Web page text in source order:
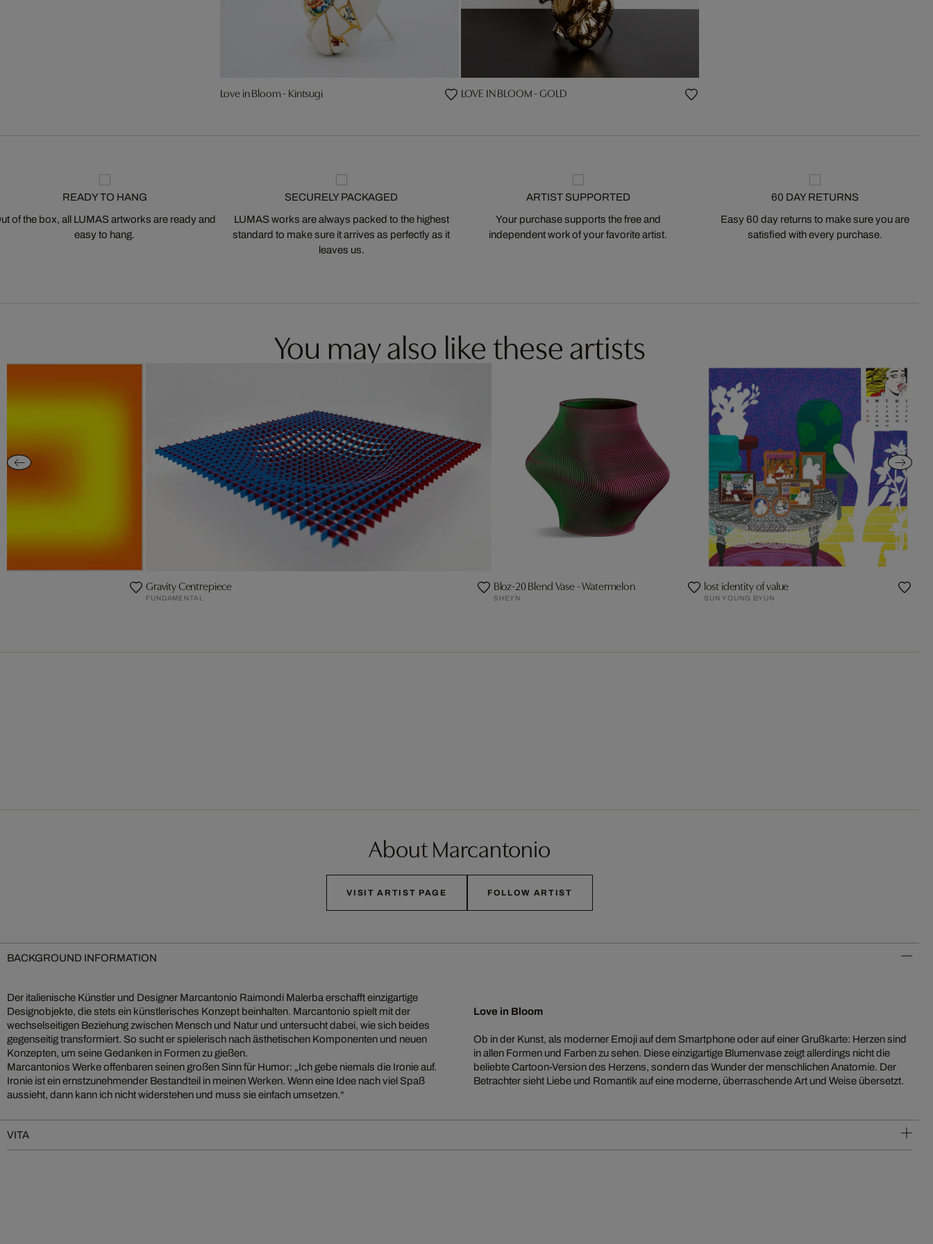
Love in Bloom - Kintsugi LOVE IN BLOOM - GOLD
READY TO HANG
of the box, all LUMAS artworks are ready and
easy to hang.
SECURELY PACKAGED
LUMAS works are always packed to the highest
standard to make sure it arrives as perfectly as it
leaves us.
ARTIST SUPPORTED
Your purchase supports the free and
independent work of your favorite artist.
60 DAY RETURNS
Easy 60 day returns to make sure you are
satisfied with every purchase.
You may also like these artists
Gravity Centrepiece
FUNDAMENTAL
Bloz-20 Blend Vase - Watermelon
SHEYN
lost identity of value
SUN YOUNG BYUN
About Marcantonio
VISIT ARTIST PAGE FOLLOW ARTIST
BACKGROUND INFORMATION
Der italienische Künstler und Designer Marcantonio Raimondi Malerba erschafft einzigartige
Designobjekte, die stets ein künstlerisches Konzept beinhalten. Marcantonio spielt mit der
wechselseitigen Beziehung zwischen Mensch und Natur und untersucht dabei, wie sich beides
gegenseitig transformiert. So sucht er spielerisch nach ästhetischen Komponenten und neuen
Konzepten, um seine Gedanken in Formen zu gießen.
Marcantonios Werke offenbaren seinen großen Sinn für Humor: „Ich gebe niemals die Ironie auf.
Ironie ist ein ernstzunehmender Bestandteil in meinen Werken. Wenn eine Idee nach viel Spaß
aussieht, dann kann ich nicht widerstehen und muss sie einfach umsetzen.“
Love in Bloom
Ob in der Kunst, als moderner Emoji auf dem Smartphone oder auf einer Grußkarte: Herzen sind
in allen Formen und Farben zu sehen. Diese einzigartige Blumenvase zeigt allerdings nicht die
beliebte Cartoon-Version des Herzens, sondern das Wunder der menschlichen Anatomie. Der
Betrachter sieht Liebe und Romantik auf eine moderne, überraschende Art und Weise übersetzt.
VITA